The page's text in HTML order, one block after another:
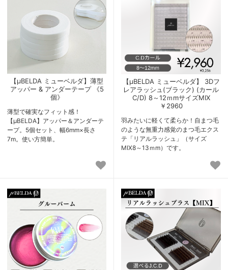
【μBELDA ミューベルダ】薄型
アッパー & アンダーテープ 《5
個》
薄型で確実なフィット感！
【μBELDA】アッパー＆アンダーテ
ープ。5個セット、幅6mm×長さ
7m。使い方簡単。
【μBELDA ミューベルダ】 3Dフ
レアラッシュ(ブラック) (カール
C/D) 8～12ｍmサイズMIX
￥2960
羽みたいに軽くて柔らか！自まつ毛
のような無重力感覚のまつ毛エクス
テ「リアルラッシュ」（サイズ
MIX8～13ｍm）です。